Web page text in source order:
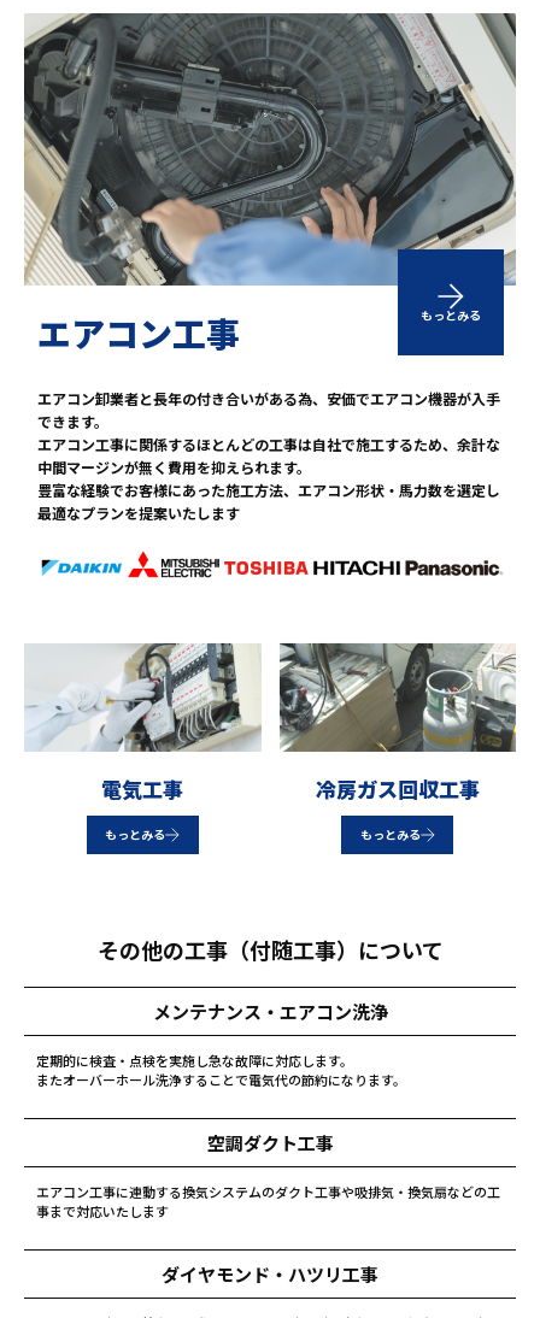
エアコン工事
エアコン卸業者と長年の付き合いがある為、安価でエアコン機器が入手
できます。
エアコン工事に関係するほとんどの工事は自社で施工するため、余計な
中間マージンが無く費用を抑えられます。
豊富な経験でお客様にあった施工方法、エアコン形状・馬力数を選定し
最適なプランを提案いたします
もっとみる
電気工事
もっとみる
冷房ガス回収工事
もっとみる
その他の工事（付随工事）について
メンテナンス・エアコン洗浄
定期的に検査・点検を実施し急な故障に対応します。
またオーバーホール洗浄することで電気代の節約になります。
空調ダクト工事
エアコン工事に連動する換気システムのダクト工事や吸排気・換気扇などの工
事まで対応いたします
ダイヤモンド・ハツリ工事